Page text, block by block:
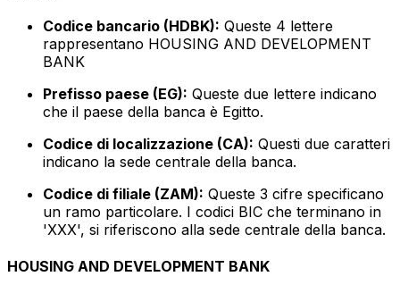
Codice bancario (HDBK): Queste 4 lettere
rappresentano HOUSING AND DEVELOPMENT
BANK
Prefisso paese (EG): Queste due lettere indicano
che il paese della banca è Egitto.
Codice di localizzazione (CA): Questi due caratteri
indicano la sede centrale della banca.
Codice di filiale (ZAM): Queste 3 cifre specificano
un ramo particolare. I codici BIC che terminano in
'XXX', si riferiscono alla sede centrale della banca.
HOUSING AND DEVELOPMENT BANK